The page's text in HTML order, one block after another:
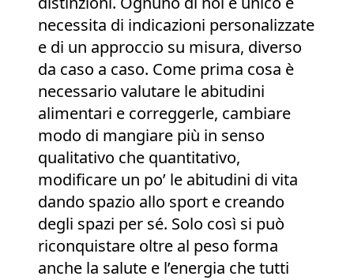
necessita di indicazioni personalizzate
e di un approccio su misura, diverso
da caso a caso. Come prima cosa è
necessario valutare le abitudini
alimentari e correggerle, cambiare
modo di mangiare più in senso
qualitativo che quantitativo,
modificare un po’ le abitudini di vita
dando spazio allo sport e creando
degli spazi per sé. Solo così si può
riconquistare oltre al peso forma
anche la salute e l’energia che tutti